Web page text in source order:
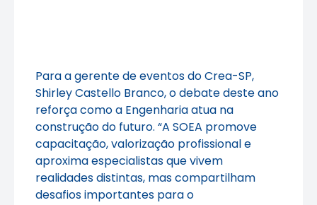
Para a gerente de eventos do Crea-SP,
Shirley Castello Branco, o debate deste ano
reforça como a Engenharia atua na
construção do futuro. “A SOEA promove
capacitação, valorização profissional e
aproxima especialistas que vivem
realidades distintas, mas compartilham
desafios importantes para o